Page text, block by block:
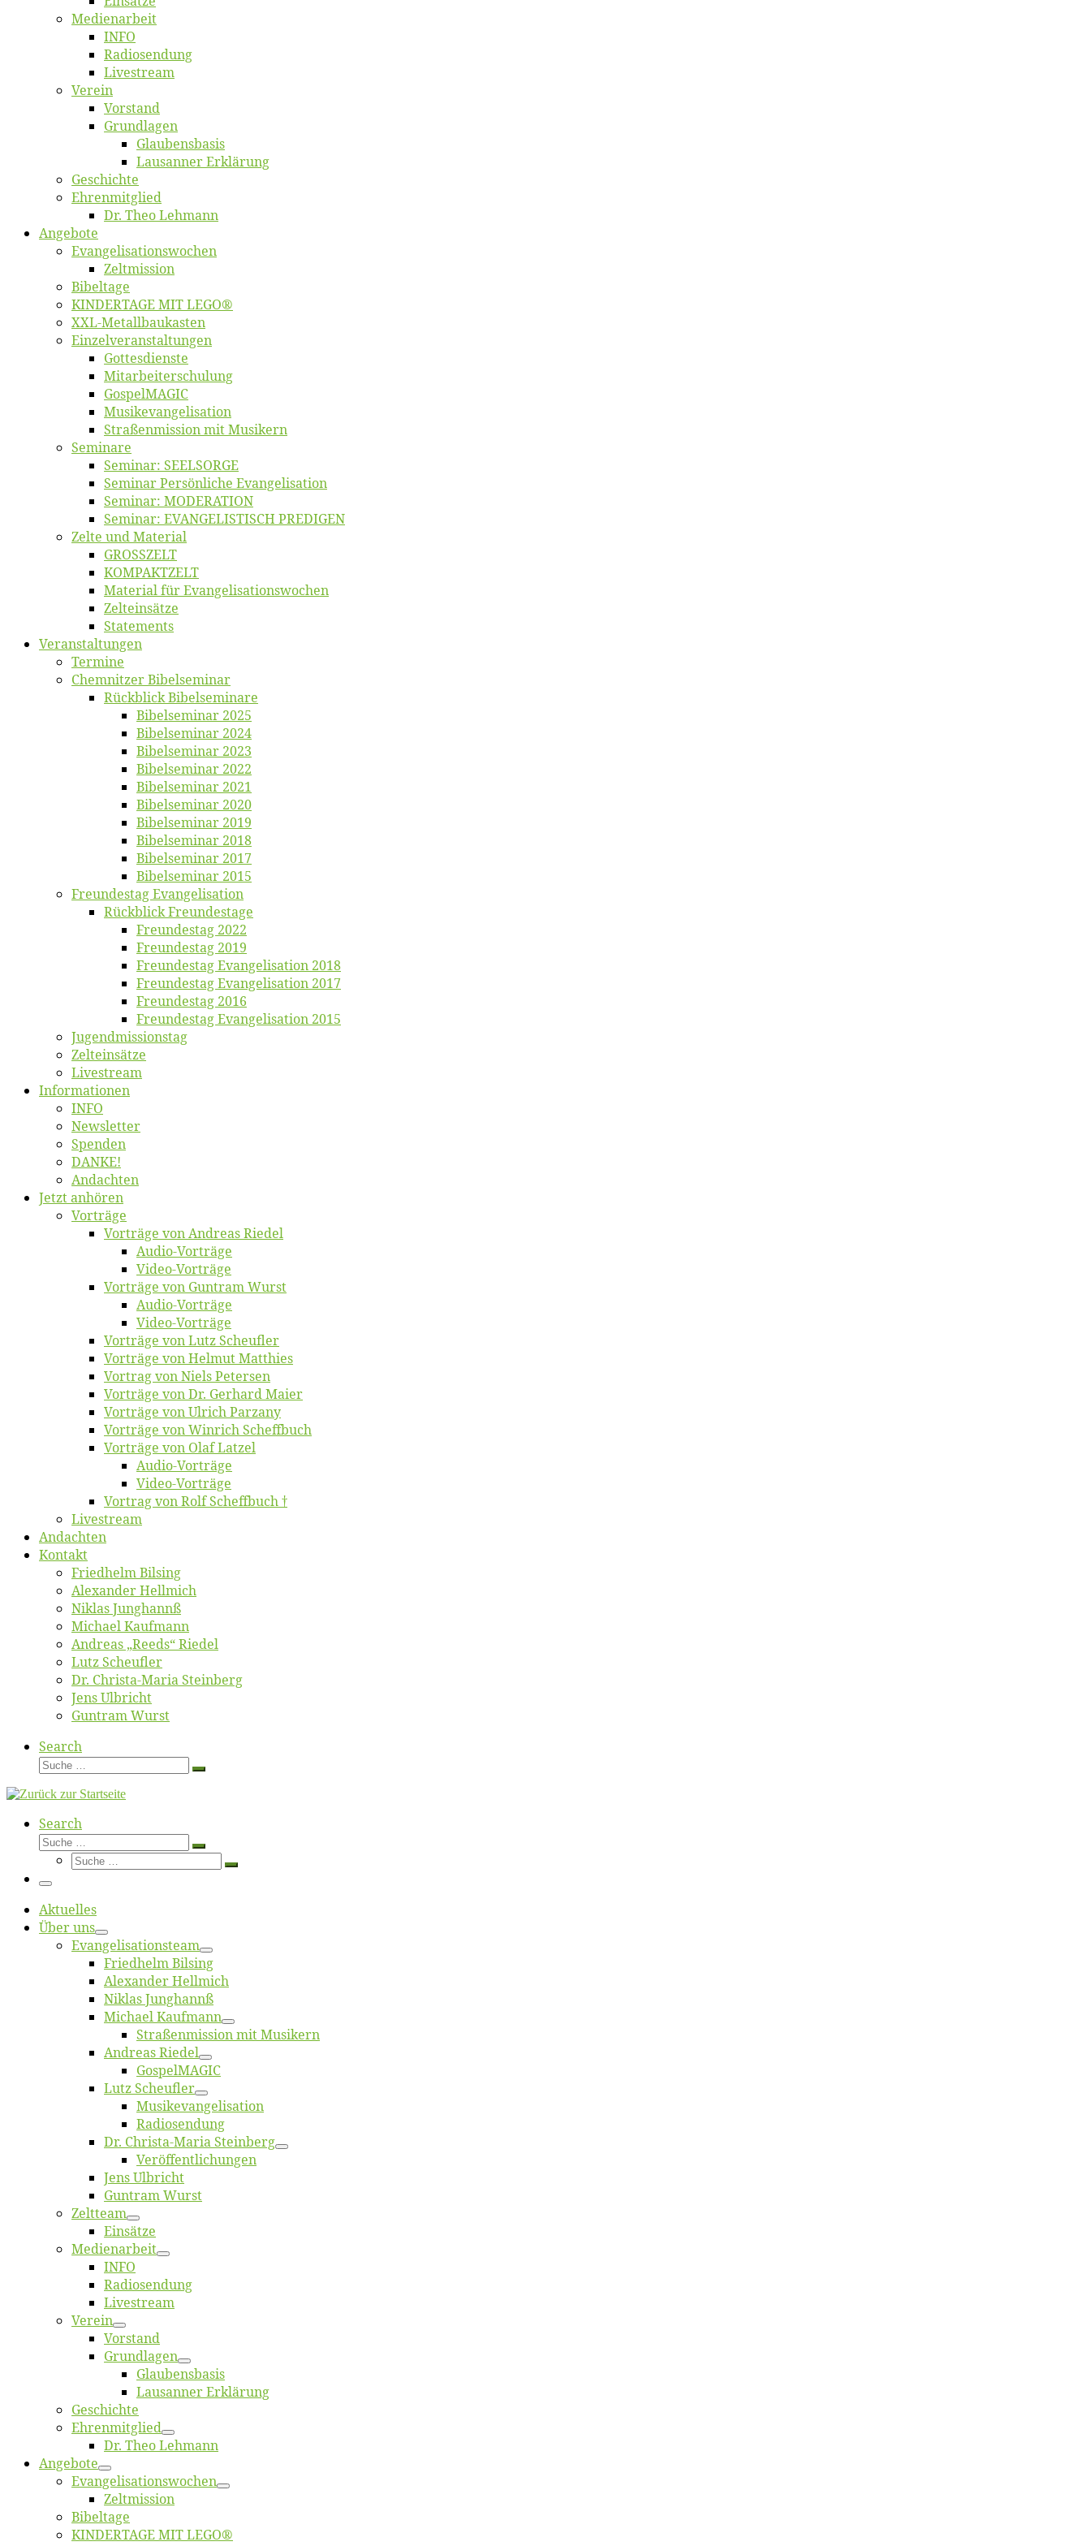
Me­di­en­ar­beit
INFO
Ra­dio­sen­dung
Live­stream
Ver­ein
Vor­stand
Grund­la­gen
Glaubens­ba­sis
Lausan­ner Erklärung
Ge­schich­te
Eh­ren­mit­glied
Dr. Theo Lehmann
An­ge­bo­te
Evangelisa­tions­wo­chen
Zelt­mis­si­on
Bi­bel­ta­ge
KINDERTAGE MIT LEGO®
XXL-Me­­tal­l­­bau­­kas­­ten
Einzelver­an­stal­tungen
Got­tes­diens­te
Mitarbeiter­schulung
Gos­pel­MA­GIC
Musikevan­ge­li­sa­tion
Straßenmis­sion mit Musikern
Se­mi­na­re
Se­mi­nar: SEELSORGE
Se­mi­nar Per­sön­li­che Evangelisation
Se­mi­nar: MODERATION
Se­mi­nar: EVANGELISTISCH PREDIGEN
Zel­te und Material
GROSSZELT
KOMPAKTZELT
Ma­te­ri­al für Evangelisationswochen
Zelt­ein­sät­ze
State­ments
Ver­an­stal­tun­gen
Ter­mi­ne
Chemnit­zer Bibelseminar
Rück­blick Bibelseminare
Bi­bel­se­mi­nar 2025
Bi­bel­se­mi­nar 2024
Bi­bel­se­mi­nar 2023
Bi­bel­se­mi­nar 2022
Bi­bel­se­mi­nar 2021
Bi­bel­se­mi­nar 2020
Bi­bel­se­mi­nar 2019
Bi­bel­se­mi­nar 2018
Bibelsemi­nar 2017
Bibelsemi­nar 2015
Freun­des­tag Evangelisation
Rück­blick Freundestage
Freun­des­tag 2022
Freun­des­tag 2019
Freun­des­tag Evan­ge­li­sa­ti­on 2018
Freun­des­tag Evan­ge­li­sa­ti­on 2017
Freun­des­tag 2016
Freun­des­tag Evan­ge­li­sa­ti­on 2015
Jugend­mis­sions­tag
Zelt­ein­sät­ze
Live­stream
Informatio­nen
INFO
News­let­ter
Spen­den
DANKE!
An­dach­ten
Jetzt an­hö­ren
Vor­trä­ge
Vor­trä­ge von An­dre­as Riedel
Au­dio-Vor­trä­ge
Vi­deo-Vor­trä­ge
Vor­trä­ge von Gun­tram Wurst
Au­dio-Vor­trä­ge
Vi­deo-Vor­trä­ge
Vor­trä­ge von Lutz Scheufler
Vor­trä­ge von Hel­mut Matthies
Vor­trag von Niels Petersen
Vor­trä­ge von Dr. Ger­hard Maier
Vor­trä­ge von Ul­rich Parzany
Vor­trä­ge von Win­rich Scheffbuch
Vor­trä­ge von Olaf Latzel
Au­dio-Vor­trä­ge
Vi­deo-Vor­trä­ge
Vor­trag von Rolf Scheffbuch †
Live­stream
An­dach­ten
Kon­takt
Fried­helm Bilsing
Alex­an­der Hellmich
Ni­klas Junghannß
Mi­cha­el Kaufmann
An­dre­as „Reeds“ Riedel
Lutz Scheuf­ler
Dr. Chris­­ta-Ma­ria Steinberg
Jens Ulb­richt
Gun­tram Wurst
Search
Suche
Suche
Search
Suche
Suche
Suche
Suche
Menü
Ak­tu­el­les
Über uns
Evangelisa­tions­team
Fried­helm Bilsing
Alex­an­der Hellmich
Ni­klas Junghannß
Mi­cha­el Kaufmann
Straßenmis­sion mit Musikern
An­dre­as Riedel
Gos­pel­MA­GIC
Lutz Scheuf­ler
Musikevan­ge­li­sa­tion
Ra­dio­sen­dung
Dr. Chris­­ta-Ma­ria Steinberg
Ver­öf­fent­li­chun­gen
Jens Ulb­richt
Gun­tram Wurst
Zelt­team
Ein­sät­ze
Me­di­en­ar­beit
INFO
Ra­dio­sen­dung
Live­stream
Ver­ein
Vor­stand
Grund­la­gen
Glaubens­ba­sis
Lausan­ner Erklärung
Ge­schich­te
Eh­ren­mit­glied
Dr. Theo Lehmann
An­ge­bo­te
Evangelisa­tions­wo­chen
Zelt­mis­si­on
Bi­bel­ta­ge
KINDERTAGE MIT LEGO®